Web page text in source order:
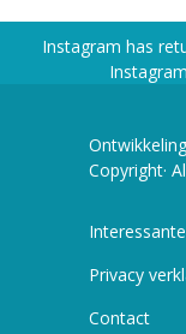
Instagram has
Copyright·
Privacy
Contact